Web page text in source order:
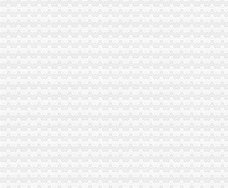
一般纳税人资格证书-搜百科
增值税一般纳税人资格登记
一般纳税人资格登记
一般纳税人资格查询|广东省国家税务局（新版）
一般纳税人资格查询
一般纳税人资格证明,一般纳税人资格证书？
一般纳税人资格认定
一般纳税人资格认定
一般纳税人资格认定
一般纳税人资格认定
一般纳税人资格的条件_一般纳税人认定的标准
一般纳税人资格登记--网上政务
一般纳税人资格认定改为资格登记啦！_中华会计网校_税务网校
一般纳税人资格登记生效时间如何规定_中华会计网校_税务网校
一般纳税人资格认定标准是什么?_2016关于一般纳税人资格的认定
2016年成都新一般纳税人的认定标准_搜狐财经_搜狐网
营改增试点操作实务三:第三章 一般纳税人资格认定_注册税务师齐
四川省网上办税服务厅-增值税一般纳税人资格查询